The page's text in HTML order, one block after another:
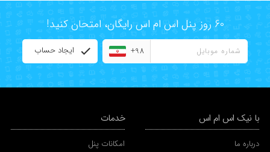
60 روز پنل اس ام اس رایگان، امتحان کنید!
+98 ایجاد حساب
با نیک اس ام اس
درباره ما
خدمات
امکانات پنل